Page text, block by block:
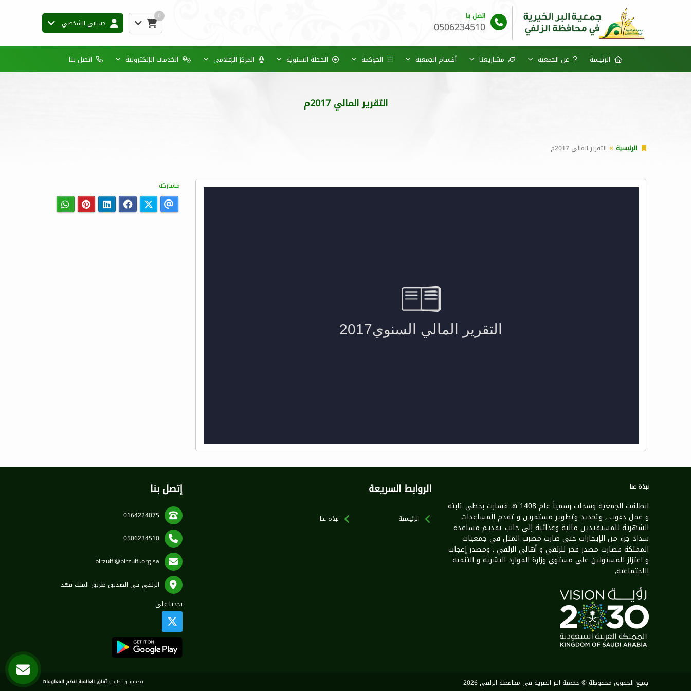
اتصل بنا
0506234510
0
حسابي الشخصي
الرئيسة عن الجمعية مشاريعنا أقسام الجمعية الحوكمة الخطة السنوية المركز الإعلامي الخدمات الإلكترونية اتصل بنا
التقرير المالي 2017م
الرئيسية التقرير المالي 2017م
مشاركة
نبذة عنا
انطلقت الجمعية وسجلت رسمياً عام 1408 هـ فسارت بخطى ثابتة
و عمل دءوب , وتجديد وتطوير مستمرين و تقدم المساعدات
الشهرية للمستفيدين مالية وغذائية إلى جانب تقديم مساعدة
سداد جزء من الإيجارات حتى صارت مضرب المثل في جمعيات
المملكة فصارت مصدر فخر للزلفي و أهالي الزلفي , ومصدر إعجاب
و اعتزاز للمسئولين على مستوى وزارة الموارد البشرية و التنمية
الاجتماعية,
الروابط السريعة
الرئيسية نبذة عنا
إتصل بنا
0164224075
0506234510
birzulfi@birzulfi.org.sa
الزلفي حي الصديق طريق الملك فهد
تجدنا على
جميع الحقوق محفوظة © جمعية البر الخيرية في محافظة الزلفي 2026 تصميم و تطوير:آفاق العالمية لنظم المعلومات